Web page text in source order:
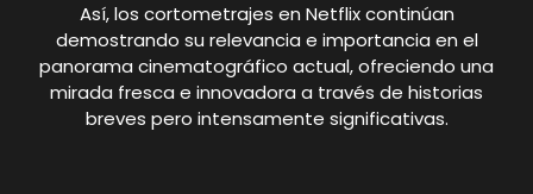
Así, los cortometrajes en Netflix continúan
demostrando su relevancia e importancia en el
panorama cinematográfico actual, ofreciendo una
mirada fresca e innovadora a través de historias
breves pero intensamente significativas.